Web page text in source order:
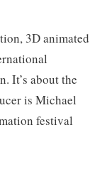
3D animated
It’s about the
is Michael
festival